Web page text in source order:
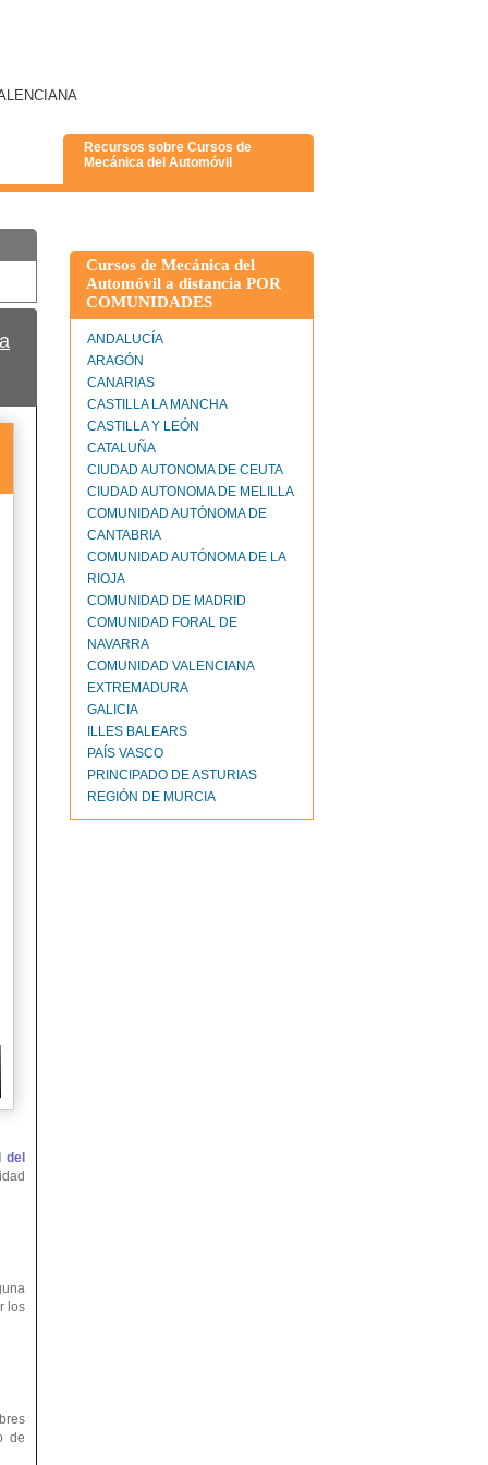
Recursos sobre Cursos de
Mecánica del Automóvil
los
de
Cursos de Mecánica del
Automóvil a distancia POR
COMUNIDADES
ANDALUCÍA
ARAGÓN
CANARIAS
CASTILLA LA MANCHA
CASTILLA Y LEÓN
CATALUÑA
CIUDAD AUTONOMA DE CEUTA
CIUDAD AUTONOMA DE MELILLA
COMUNIDAD AUTÓNOMA DE
CANTABRIA
COMUNIDAD AUTÓNOMA DE LA
RIOJA
COMUNIDAD DE MADRID
COMUNIDAD FORAL DE
NAVARRA
COMUNIDAD VALENCIANA
EXTREMADURA
GALICIA
ILLES BALEARS
PAÍS VASCO
PRINCIPADO DE ASTURIAS
REGIÓN DE MURCIA